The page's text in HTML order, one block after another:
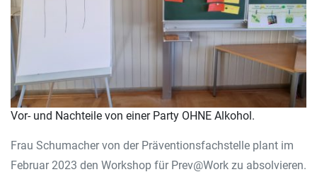
Vor- und Nachteile von einer Party OHNE Alkohol.
Frau Schumacher von der Präventionsfachstelle plant im
Februar 2023 den Workshop für Prev@Work zu absolvieren.